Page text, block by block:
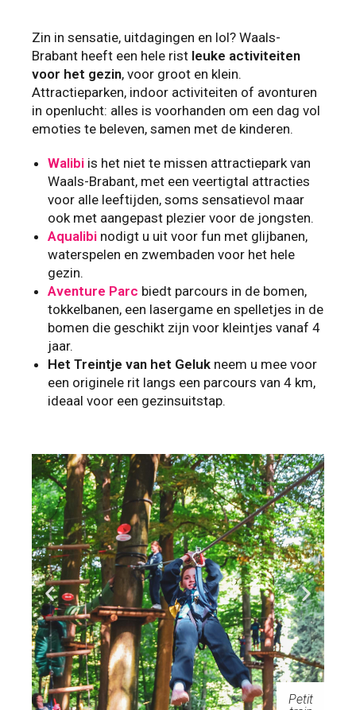
Zin in sensatie, uitdagingen en lol? Waals-
Brabant heeft een hele rist leuke activiteiten
voor het gezin, voor groot en klein.
Attractieparken, indoor activiteiten of avonturen
in openlucht: alles is voorhanden om een dag vol
emoties te beleven, samen met de kinderen.
Walibi is het niet te missen attractiepark van
Waals-Brabant, met een veertigtal attracties
voor alle leeftijden, soms sensatievol maar
ook met aangepast plezier voor de jongsten.
Aqualibi nodigt u uit voor fun met glijbanen,
waterspelen en zwembaden voor het hele
gezin.
Aventure Parc biedt parcours in de bomen,
tokkelbanen, een lasergame en spelletjes in de
bomen die geschikt zijn voor kleintjes vanaf 4
jaar.
Het Treintje van het Geluk neem u mee voor
een originele rit langs een parcours van 4 km,
ideaal voor een gezinsuitstap.
Petit